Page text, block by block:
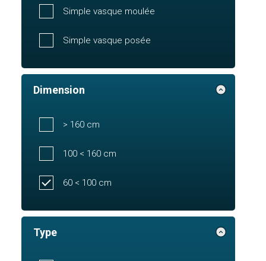
Simple vasque moulée
Simple vasque posée
Dimension
> 160 cm
100 < 160 cm
60 < 100 cm
Type